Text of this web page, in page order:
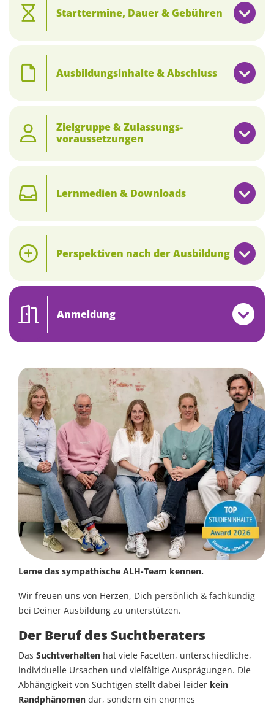
Starttermine, Dauer & Gebühren
Ausbildungsinhalte & Abschluss
Zielgruppe & Zulassungs­
voraussetzungen
Lernmedien & Downloads
Perspektiven nach der Ausbildung
Anmeldung
Lerne das sympathische ALH-Team kennen.
Wir freuen uns von Herzen, Dich persönlich & fachkundig
bei Deiner Ausbildung zu unterstützen.
Der Beruf des Suchtberaters
Das Suchtverhalten hat viele Facetten, unterschiedliche,
individuelle Ursachen und vielfältige Ausprägungen. Die
Abhängigkeit von Süchtigen stellt dabei leider kein
Randphänomen dar, sondern ein enormes